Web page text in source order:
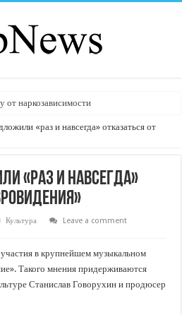
от наркозависимости
«раз и навсегда» отказаться от
«раз и навсегда»
Культура
Leave a comment
участия в крупнейшем музыкальном
Такого мнения придерживаются
Станислав Говорухин и продюсер